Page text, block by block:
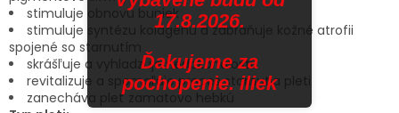
stimuluje obnovu buniek
stimuluje syntézu kolagénu a zabraňuje kožné atrofii
spojené so starnutím
skrášľuje a vyhladzuje nedokonalosti
revitalizuje a spomaľuje proces starnutia pleti
zanecháva pleť zamatovo hebkú
17.8.2026.
Ďakujeme za
pochopenie. iliek